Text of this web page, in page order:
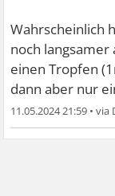
Wahrscheinlich
noch langsamer
einen Tropfen
dann aber nur
11.05.2024 21:59 •